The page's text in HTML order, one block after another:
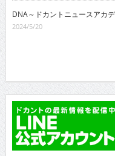
DNA～ドカントニュースアカ
2024/5/20